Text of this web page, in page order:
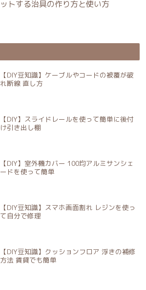
ットする治具の作り方と使い方
【DIY豆知識】ケーブルやコードの被覆が破
れ断線 直し方
【DIY】スライドレールを使って簡単に後付
け引き出し棚
【DIY】室外機カバー 100均アルミサンシェ
ードを使って簡単
【DIY豆知識】スマホ画面割れ レジンを使っ
て自分で修理
【DIY豆知識】クッションフロア 浮きの補修
方法 賃貸でも簡単